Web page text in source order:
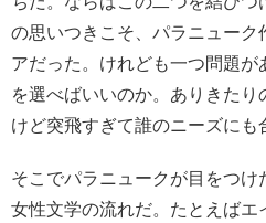
の思いつきこそ、パラニューク
アだった。けれども一つ問題
を選べばいいのか。ありきた
けど突飛すぎて誰のニーズにも
そこでパラニュークが目をつけ
女性文学の流れだ。たとえばエ